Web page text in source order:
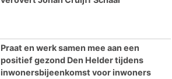
Praat en werk samen mee aan een
positief gezond Den Helder tijdens
inwonersbijeenkomst voor inwoners